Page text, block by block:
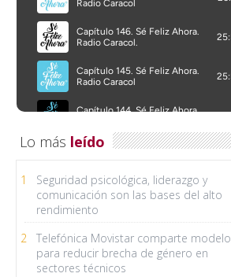
Lo más leído
1
Seguridad psicológica, liderazgo y
comunicación son las bases del alto
rendimiento
2
Telefónica Movistar comparte modelo
para reducir brecha de género en
sectores técnicos